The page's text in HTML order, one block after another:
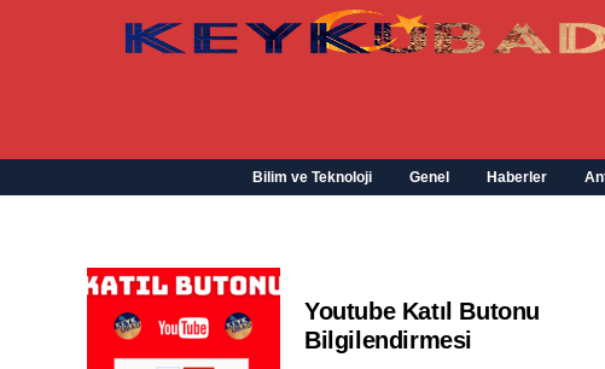
Bilim ve Teknoloji Genel Haberler
Youtube Katıl Butonu
Bilgilendirmesi